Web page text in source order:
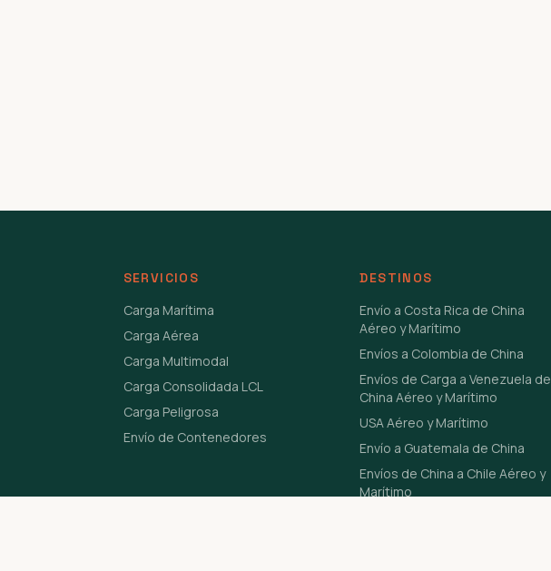
SERVICIOS
Carga Marítima
Carga Aérea
Carga Multimodal
Carga Consolidada LCL
Carga Peligrosa
Envío de Contenedores
DESTINOS
Envío a Costa Rica de China
Aéreo y Marítimo
Envíos a Colombia de China
Envíos de Carga a Venezuela de
China Aéreo y Marítimo
USA Aéreo y Marítimo
Envío a Guatemala de China
Envíos de China a Chile Aéreo y
Marítimo